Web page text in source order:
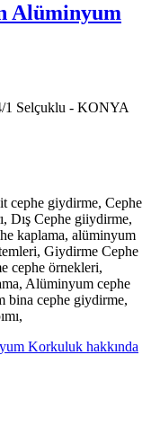
Alüminyum
1 Selçuklu - KONYA
cephe giydirme, Cephe
Dış Cephe giiydirme,
kaplama, alüminyum
Giydirme Cephe
cephe örnekleri,
Alüminyum cephe
bina cephe giydirme,
Korkuluk hakkında